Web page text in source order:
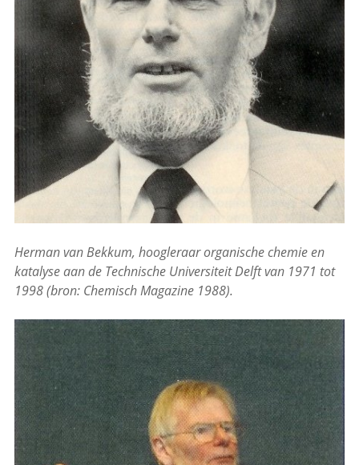
Herman van Bekkum, hoogleraar organische chemie en
katalyse aan de Technische Universiteit Delft van 1971 tot
1998 (bron: Chemisch Magazine 1988).